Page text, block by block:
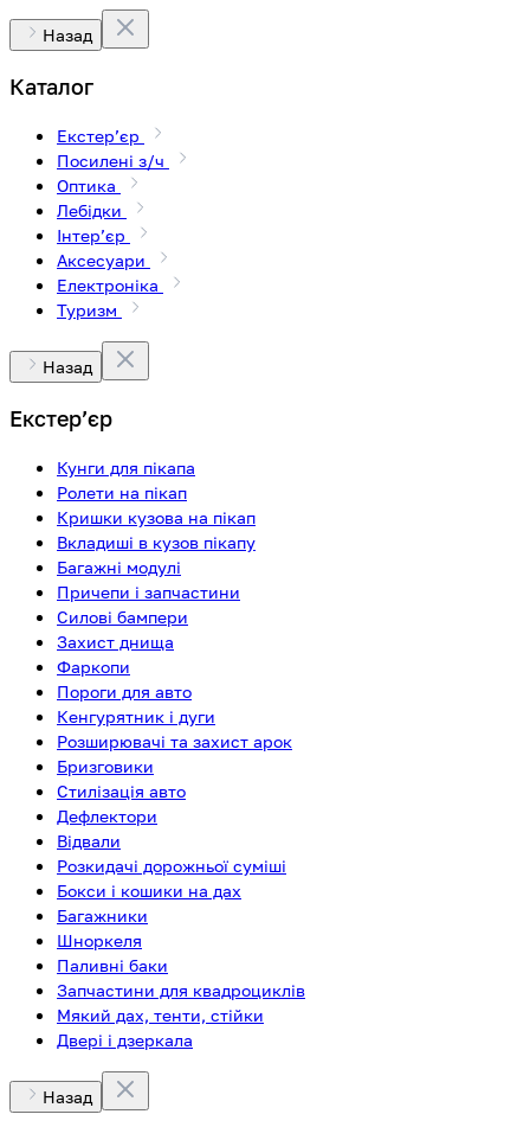
Назад
Каталог
Екстерʼєр
Посилені з/ч
Оптика
Лебідки
Інтерʼєр
Аксесуари
Електроніка
Туризм
Назад
Екстерʼєр
Кунги для пікапа
Ролети на пікап
Кришки кузова на пікап
Вкладиші в кузов пікапу
Багажні модулі
Причепи і запчастини
Силові бампери
Захист днища
Фаркопи
Пороги для авто
Кенгурятник і дуги
Розширювачі та захист арок
Бризговики
Стилізація авто
Дефлектори
Відвали
Розкидачі дорожньої суміші
Бокси і кошики на дах
Багажники
Шноркеля
Паливні баки
Запчастини для квадроциклів
Мякий дах, тенти, стійки
Двері і дзеркала
Назад